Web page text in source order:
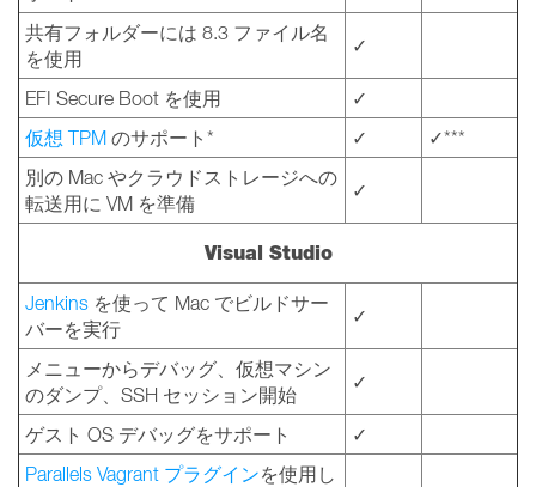
共有フォルダーには 8.3 ファイル名
を使用
✓
EFI Secure Boot を使用
✓
仮想 TPM のサポート* ✓
✓***
別の Mac やクラウドストレージへの
転送用に VM を準備
✓
Visual Studio
Jenkins を使って Mac でビルドサー
バーを実行
✓
メニューからデバッグ、仮想マシン
のダンプ、SSH セッション開始
✓
ゲスト OS デバッグをサポート
✓
Parallels Vagrant プラグインを使用し